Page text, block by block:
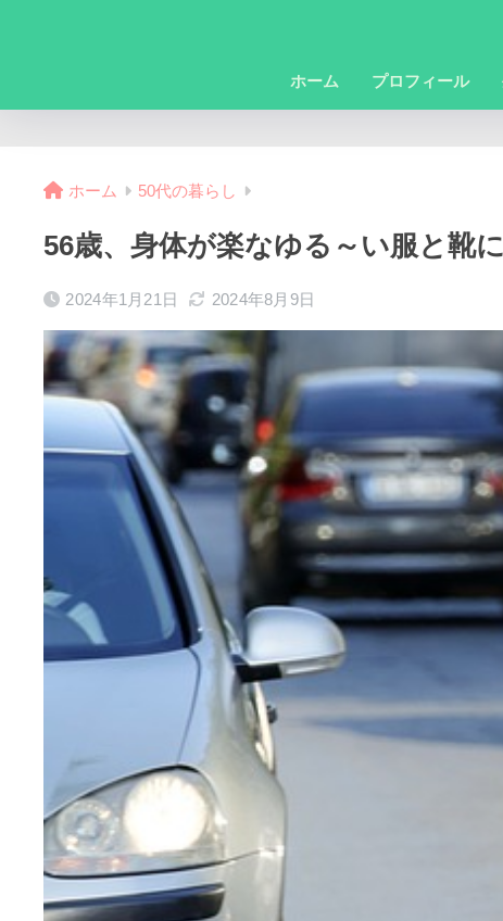
ホーム プロフィール
ホーム 50代の暮らし
56歳、身体が楽なゆる～い服と靴
2024年1月21日 2024年8月9日